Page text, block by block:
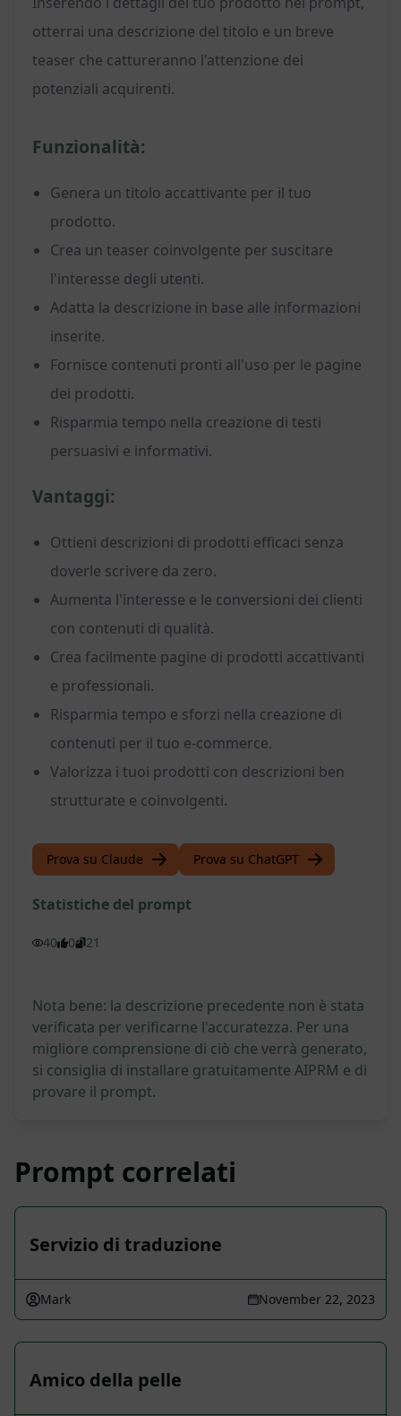
otterrai una descrizione del titolo e un breve
teaser che cattureranno l'attenzione dei
potenziali acquirenti.
Funzionalità:
Genera un titolo accattivante per il tuo
prodotto.
Crea un teaser coinvolgente per suscitare
l'interesse degli utenti.
Adatta la descrizione in base alle informazioni
inserite.
Fornisce contenuti pronti all'uso per le pagine
dei prodotti.
Risparmia tempo nella creazione di testi
persuasivi e informativi.
Vantaggi:
Ottieni descrizioni di prodotti efficaci senza
doverle scrivere da zero.
Aumenta l'interesse e le conversioni dei clienti
con contenuti di qualità.
Crea facilmente pagine di prodotti accattivanti
e professionali.
Risparmia tempo e sforzi nella creazione di
contenuti per il tuo e-commerce.
Valorizza i tuoi prodotti con descrizioni ben
strutturate e coinvolgenti.
Prova su Claude Prova su ChatGPT
Statistiche del prompt
40 0 21
Nota bene: la descrizione precedente non è stata
verificata per verificarne l'accuratezza. Per una
migliore comprensione di ciò che verrà generato,
si consiglia di installare gratuitamente AIPRM e di
provare il prompt.
Prompt correlati
Servizio di traduzione
Mark November 22, 2023
Amico della pelle